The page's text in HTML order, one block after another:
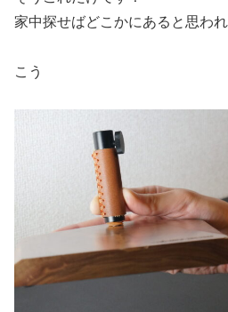
家中探せばどこかにあると思わ
こう